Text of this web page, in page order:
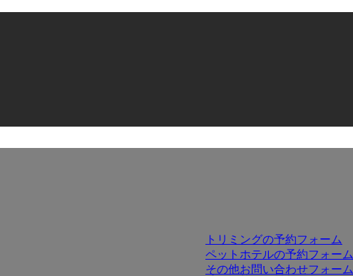
トリミングの予約フォーム
ペットホテルの予約フォーム
その他お問い合わせフォーム